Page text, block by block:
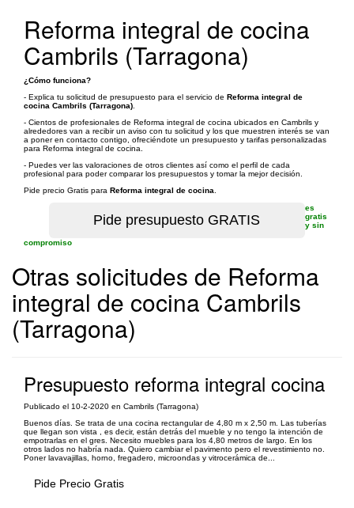
Reforma integral de cocina
Cambrils (Tarragona)
¿Cómo funciona?
- Explica tu solicitud de presupuesto para el servicio de Reforma integral de
cocina Cambrils (Tarragona)
- Cientos de profesionales de Reforma integral de cocina ubicados en Cambrils y
alrededores van a recibir un aviso con tu solicitud y los que muestren interés se van
a poner en contacto contigo, ofreciéndote un presupuesto y tarifas personalizadas
para Reforma integral de cocina.
- Puedes ver las valoraciones de otros clientes así como el perfil de cada
profesional para poder comparar los presupuestos y tomar la mejor decisión.
Pide precio Gratis para Reforma integral de cocina
es
gratis
y sin
compromiso
Otras solicitudes de Reforma
integral de cocina Cambrils
(Tarragona)
Presupuesto reforma integral cocina
Publicado el 10-2-2020 en Cambrils (Tarragona)
Buenos días. Se trata de una cocina rectangular de 4,80 m x 2,50 m. Las tuberías
que llegan son vista , es decir, están detrás del mueble y no tengo la intención de
empotrarlas en el gres. Necesito muebles para los 4,80 metros de largo. En los
otros lados no habría nada. Quiero cambiar el pavimento pero el revestimiento no.
Poner lavavajillas, horno, fregadero, microondas y vitrocerámica de...
Pide Precio Gratis